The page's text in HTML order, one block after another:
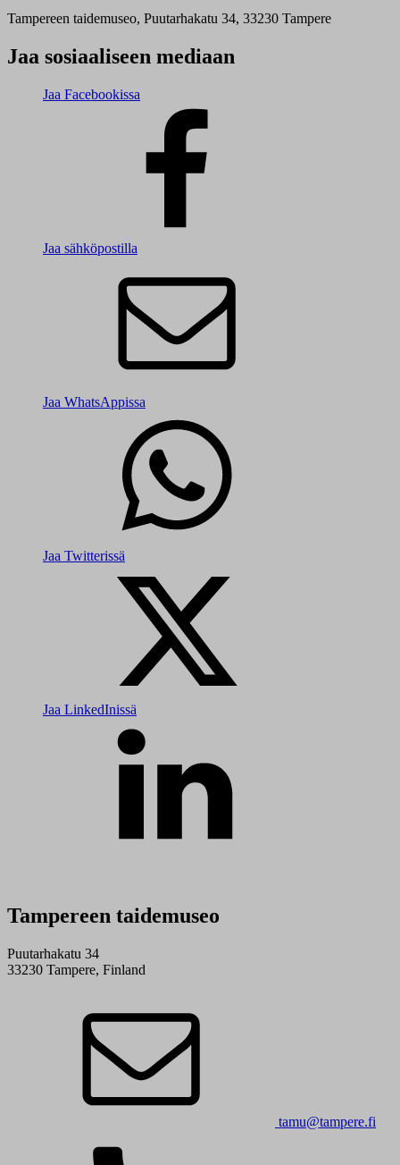
Tampereen taidemuseo, Puutarhakatu 34, 33230 Tampere
Jaa sosiaaliseen mediaan
Jaa Facebookissa
Jaa sähköpostilla
Jaa WhatsAppissa
Jaa Twitterissä
Jaa LinkedInissä
Tampereen taidemuseo
Puutarhakatu 34
33230 Tampere, Finland
tamu@tampere.fi